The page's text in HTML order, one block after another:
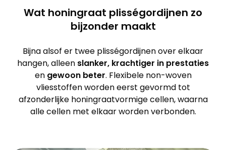
Wat honingraat plisségordijnen zo
bijzonder maakt
Bijna alsof er twee plisségordijnen over elkaar
hangen, alleen slanker, krachtiger in prestaties
en gewoon beter. Flexibele non-woven
vliesstoffen worden eerst gevormd tot
afzonderlijke honingraatvormige cellen, waarna
alle cellen met elkaar worden verbonden.